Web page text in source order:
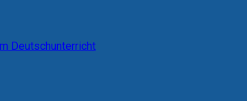
Deutschunterricht